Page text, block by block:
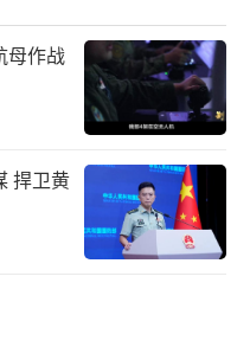
标是确保乌克兰以
平。目前，美方尚
罗夫、总统办公室
戈尔·若夫克瓦、
·卡拉谢维奇和能源
母作战
捍卫黄